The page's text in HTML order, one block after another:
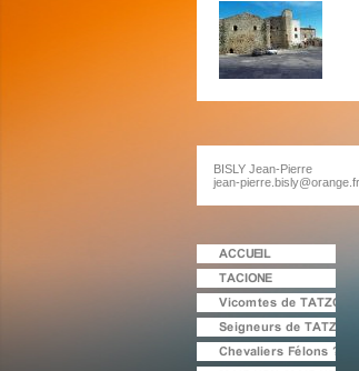
BISLY Jean-Pierre
jean-pierre.bisly@orange.fr